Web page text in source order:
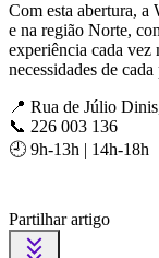
Com esta abertura, a
e na região Norte,
experiência cada vez
necessidades de cada
📍 Rua de Júlio
📞 226 003 136
🕘 9h-13h | 14h-18h
Partilhar artigo